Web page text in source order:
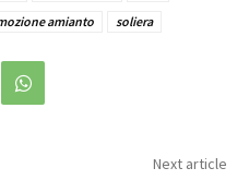
amianto soliera
Next article